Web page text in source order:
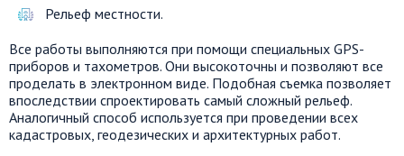
Рельеф местности.
Все работы выполняются при помощи специальных GPS-
приборов и тахометров. Они высокоточны и позволяют все
проделать в электронном виде. Подобная съемка позволяет
впоследствии спроектировать самый сложный рельеф.
Аналогичный способ используется при проведении всех
кадастровых, геодезических и архитектурных работ.